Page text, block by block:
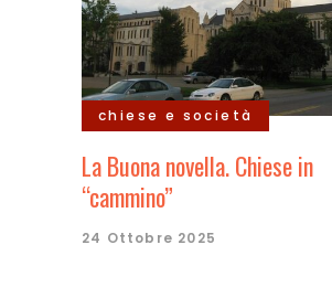
chiese e società
La Buona novella. Chiese in
“cammino”
24 Ottobre 2025